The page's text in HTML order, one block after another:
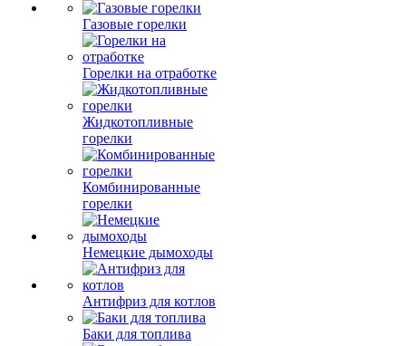
Газовые горелки
Горелки на отработке
Жидкотопливные
горелки
Комбинированные
горелки
Немецкие дымоходы
Антифриз для котлов
Баки для топлива